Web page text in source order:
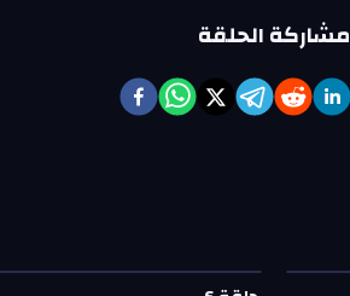
مشاركة الحلقة
حلقة6
—ويا السهرانين